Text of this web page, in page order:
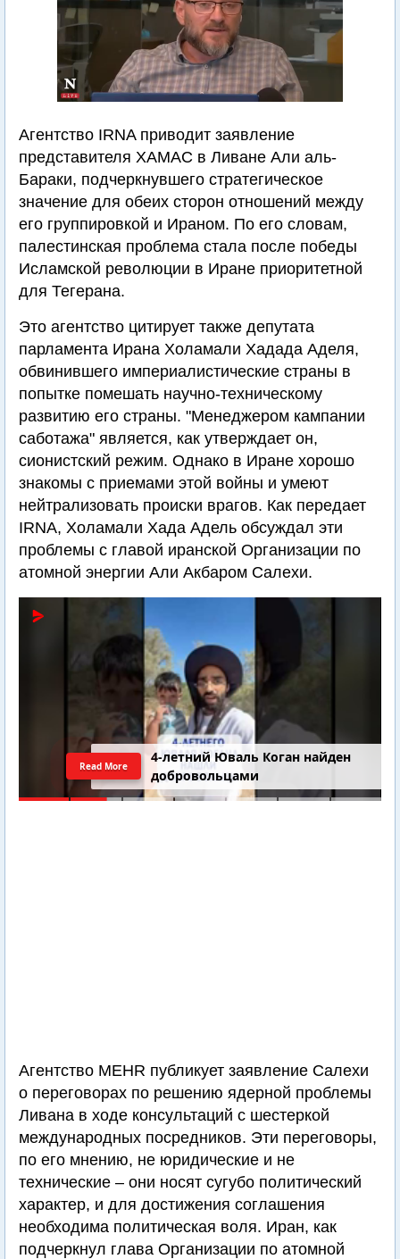
Агентство IRNA приводит заявление
представителя ХАМАС в Ливане Али аль-
Бараки, подчеркнувшего стратегическое
значение для обеих сторон отношений между
его группировкой и Ираном. По его словам,
палестинская проблема стала после победы
Исламской революции в Иране приоритетной
для Тегерана.
Это агентство цитирует также депутата
парламента Ирана Холамали Хадада Аделя,
обвинившего империалистические страны в
попытке помешать научно-техническому
развитию его страны. "Менеджером кампании
саботажа" является, как утверждает он,
сионистский режим. Однако в Иране хорошо
знакомы с приемами этой войны и умеют
нейтрализовать происки врагов. Как передает
IRNA, Холамали Хада Адель обсуждал эти
проблемы с главой иранской Организации по
атомной энергии Али Акбаром Салехи.
4-летний Юваль Коган найден
добровольцами
Read More
Агентство MEHR публикует заявление Салехи
о переговорах по решению ядерной проблемы
Ливана в ходе консультаций с шестеркой
международных посредников. Эти переговоры,
по его мнению, не юридические и не
технические – они носят сугубо политический
характер, и для достижения соглашения
необходима политическая воля. Иран, как
подчеркнул глава Организации по атомной